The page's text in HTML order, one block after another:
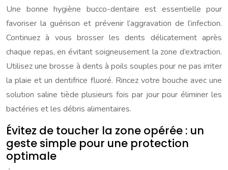
Une bonne hygiène bucco-dentaire est essentielle pour
favoriser la guérison et prévenir l’aggravation de l’infection.
Continuez à vous brosser les dents délicatement après
chaque repas, en évitant soigneusement la zone d’extraction.
Utilisez une brosse à dents à poils souples pour ne pas irriter
la plaie et un dentifrice fluoré. Rincez votre bouche avec une
solution saline tiède plusieurs fois par jour pour éliminer les
bactéries et les débris alimentaires.
Évitez de toucher la zone opérée : un
geste simple pour une protection
optimale